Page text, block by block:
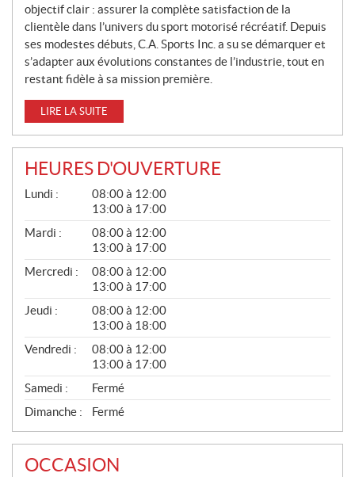
objectif clair : assurer la complète satisfaction de la
clientèle dans l’univers du sport motorisé récréatif. Depuis
ses modestes débuts, C.A. Sports Inc. a su se démarquer et
s’adapter aux évolutions constantes de l’industrie, tout en
restant fidèle à sa mission première.
LIRE LA SUITE
HEURES D'OUVERTURE
G
N
É
L
Lundi :
08:00 à 12:00
13:00 à 17:00
Mardi :
08:00 à 12:00
13:00 à 17:00
Mercredi :
08:00 à 12:00
13:00 à 17:00
Jeudi :
08:00 à 12:00
13:00 à 18:00
Vendredi :
08:00 à 12:00
13:00 à 17:00
Samedi :
Fermé
Dimanche :
Fermé
OCCASION